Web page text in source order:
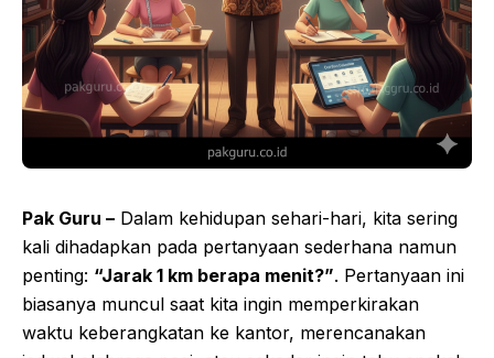
Pak Guru – Dalam kehidupan sehari-hari, kita sering
kali dihadapkan pada pertanyaan sederhana namun
penting: “Jarak 1 km berapa menit?”. Pertanyaan ini
biasanya muncul saat kita ingin memperkirakan
waktu keberangkatan ke kantor, merencanakan